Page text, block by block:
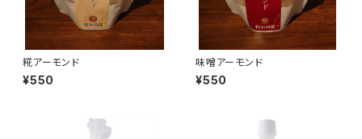
糀アーモンド
¥550
味噌アーモンド
¥550